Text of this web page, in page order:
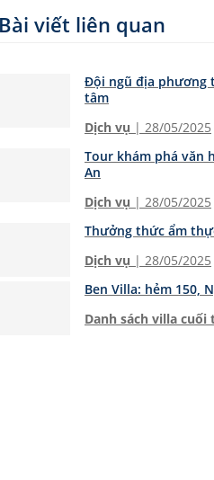
viết liên quan
Đội ngũ địa phương
tâm
Dịch vụ | 28/05/2025
Tour khám phá văn
An
Dịch vụ | 28/05/2025
Thưởng thức ẩm
Dịch vụ | 28/05/2025
Ben Villa: hẻm 150,
Danh sách villa cuối